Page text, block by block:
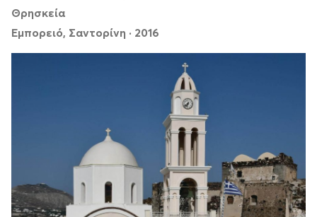
Θρησκεία
Εμπορειό, Σαντορίνη · 2016